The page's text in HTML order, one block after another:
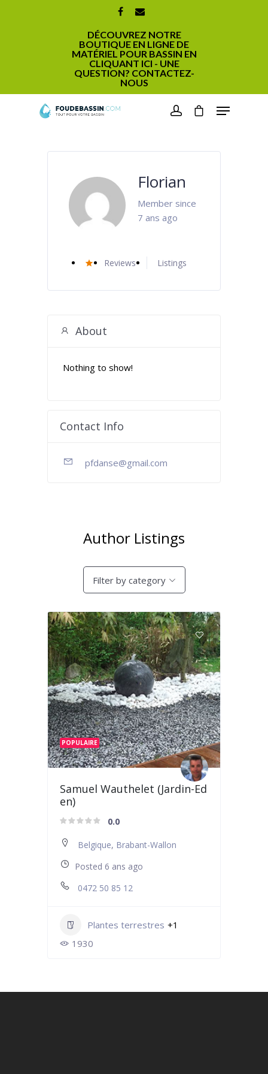
DÉCOUVREZ NOTRE
BOUTIQUE EN LIGNE DE
MATÉRIEL POUR BASSIN EN
CLIQUANT ICI - UNE
QUESTION? CONTACTEZ-
NOUS
Florian
Member since
7 ans ago
Reviews Listings
About
Nothing to show!
Contact Info
pfdanse@gmail.com
Author Listings
Filter by category
POPULAIRE
Samuel Wauthelet (Jardin-Ed
en)
0.0
Belgique, Brabant-Wallon
Posted 6 ans ago
0472 50 85 12
Plantes terrestres +1
1930
ENTREPRENEURS
BAIGNADE
KOÏ
MALADIE
EPURATION
JARDIN
TRAITEMENTS
BAIGNADE
ENTREPRENEURS
CONTACT
ESHOP